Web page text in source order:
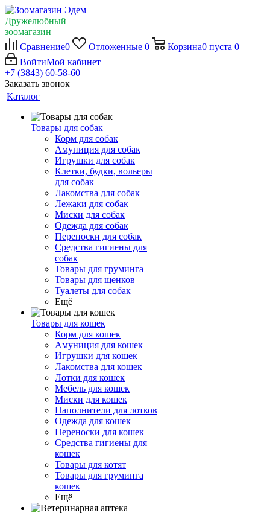
Дружелюбный
зоомагазин
Сравнение0 Отложенные 0 Корзина0 пуста 0
ВойтиМой кабинет
+7 (3843) 60-58-60
Заказать звонок
Каталог
Товары для собак
Корм для собак
Амуниция для собак
Игрушки для собак
Клетки, будки, вольеры
для собак
Лакомства для собак
Лежаки для собак
Миски для собак
Одежда для собак
Переноски для собак
Средства гигиены для
собак
Товары для груминга
Товары для щенков
Туалеты для собак
Ещё
Товары для кошек
Корм для кошек
Амуниция для кошек
Игрушки для кошек
Лакомства для кошек
Лотки для кошек
Мебель для кошек
Миски для кошек
Наполнители для лотков
Одежда для кошек
Переноски для кошек
Средства гигиены для
кошек
Товары для котят
Товары для груминга
кошек
Ещё